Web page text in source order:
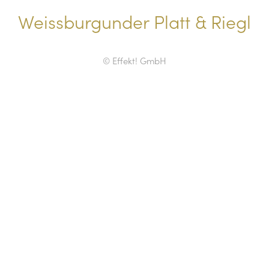
Weissburgunder Platt & Riegl
© Effekt! GmbH